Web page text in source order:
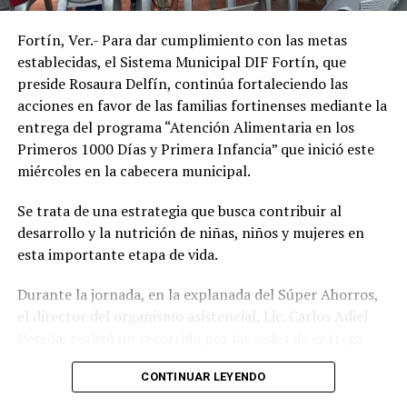
ANTES
Sanitizan mercado “El Parián” en Fortín
de vida de la población.
Fortín, Ver.- Para dar cumplimiento con las metas
establecidas, el Sistema Municipal DIF Fortín, que
preside Rosaura Delfín, continúa fortaleciendo las
acciones en favor de las familias fortinenses mediante la
entrega del programa “Atención Alimentaria en los
Primeros 1000 Días y Primera Infancia” que inició este
miércoles en la cabecera municipal.
Se trata de una estrategia que busca contribuir al
desarrollo y la nutrición de niñas, niños y mujeres en
esta importante etapa de vida.
Durante la jornada, en la explanada del Súper Ahorros,
el director del organismo asistencial, Lic. Carlos Adiel
para supervisar las actividades desarrolladas por el área
de Plan Alimentario, reconociendo el compromiso y la
CONTINUAR LEYENDO